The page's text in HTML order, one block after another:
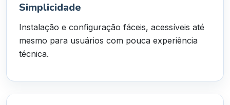
Simplicidade
Instalação e configuração fáceis, acessíveis até
mesmo para usuários com pouca experiência
técnica.